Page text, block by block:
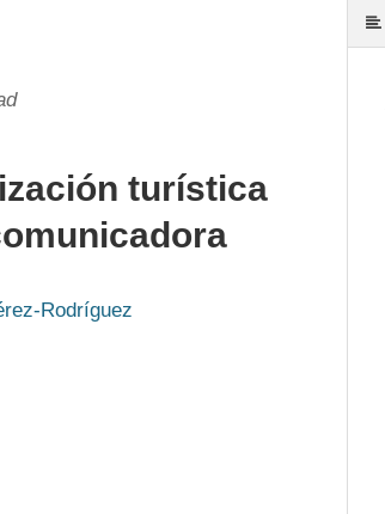
turística
Rodríguez